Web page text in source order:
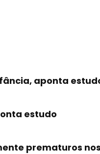
aponta
estudo
prematuros